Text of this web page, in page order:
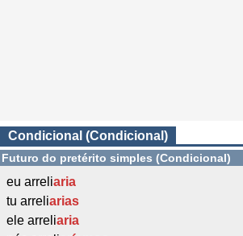
Condicional (Condicional)
Futuro do pretérito simples (Condicional)
eu arreliaria
tu arreliarias
ele arreliaria